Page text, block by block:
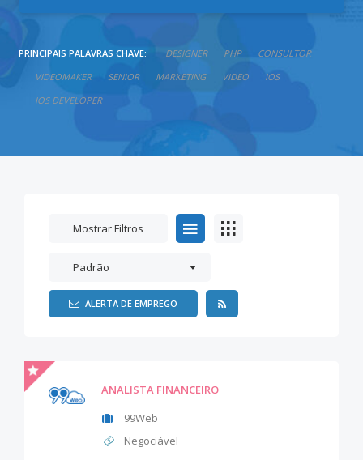
PRINCIPAIS PALAVRAS CHAVE: DESIGNER PHP
CONSULTOR
VIDEOMAKER
SENIOR MARKETING VIDEO
IOS
IOS DEVELOPER
Mostrar Filtros
Padrão
ALERTA DE EMPREGO
ANALISTA FINANCEIRO
99Web
Negociável